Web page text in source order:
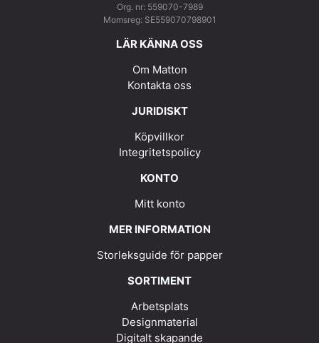
Org. nr: 559070-7989
Momsreg: SE559070798901
LÄR KÄNNA OSS
Om Matton
Kontakta oss
JURIDISKT
Köpvillkor
Integritetspolicy
KONTO
Mitt konto
MER INFORMATION
Storleksguide för papper
SORTIMENT
Arbetsplats
Designmaterial
Digitalt skapande